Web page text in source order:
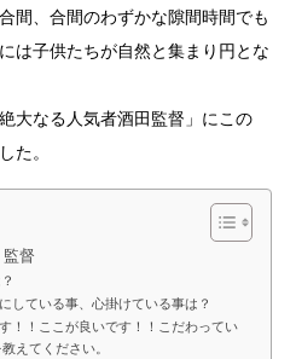
間、合間のわずかな隙間時間でも
は子供たちが自然と集まり円とな
大なる人気者酒田監督」にこの
た。
督
している事、心掛けている事は？
！！ここが良いです！！こだわってい
えてください。